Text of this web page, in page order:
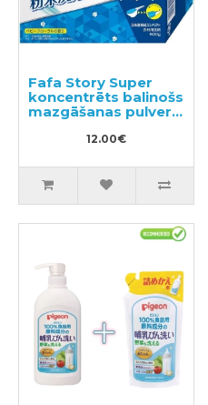
Fafa Story Super
koncentrēts balinošs
mazgāšanas pulveris
12.00€